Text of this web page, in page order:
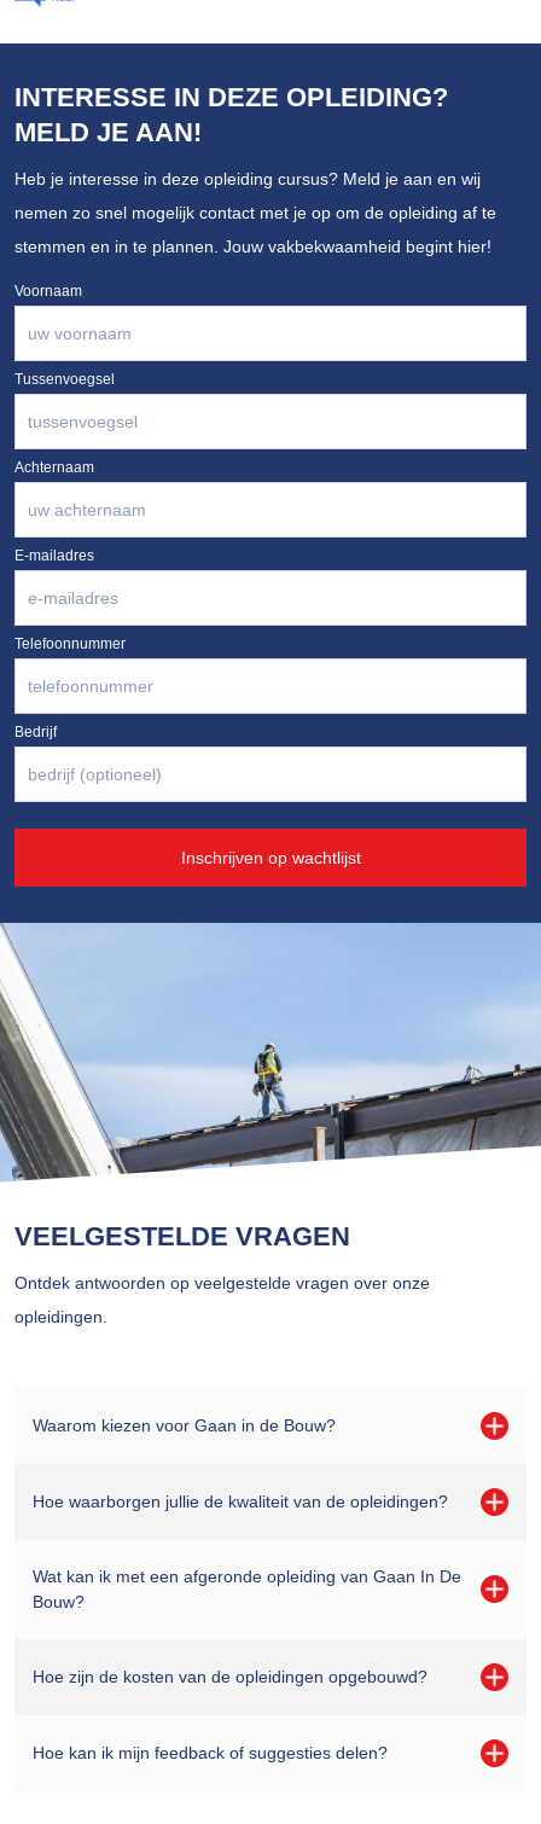
INTERESSE IN DEZE OPLEIDING?
MELD JE AAN!
Heb je interesse in deze opleiding cursus? Meld je aan en wij
nemen zo snel mogelijk contact met je op om de opleiding af te
stemmen en in te plannen. Jouw vakbekwaamheid begint hier!
Voornaam
Tussenvoegsel
Achternaam
E-mailadres
Telefoonnummer
Bedrijf
Inschrijven op wachtlijst
VEELGESTELDE VRAGEN
Ontdek antwoorden op veelgestelde vragen over onze
opleidingen.
Waarom kiezen voor Gaan in de Bouw?
Hoe waarborgen jullie de kwaliteit van de opleidingen?
Wat kan ik met een afgeronde opleiding van Gaan In De
Bouw?
Hoe zijn de kosten van de opleidingen opgebouwd?
Hoe kan ik mijn feedback of suggesties delen?